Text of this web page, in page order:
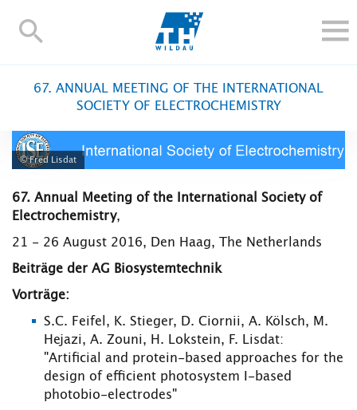
TH-
IM STUDIUM
FORSCHUNG UND TRANSFER
ALUMNI
INTERNATIONAL
Blogs Kontakt und Anfahrt Webmail
TH Online-Portal
67. ANNUAL MEETING OF THE INTERNATIONAL
SOCIETY OF ELECTROCHEMISTRY
© Fred Lisdat
67. Annual Meeting of the International Society of
Electrochemistry,
21 - 26 August 2016, Den Haag, The Netherlands
Beiträge der AG Biosystemtechnik
Vorträge:
S.C. Feifel, K. Stieger, D. Ciornii, A. Kölsch, M.
Hejazi, A. Zouni, H. Lokstein, F. Lisdat:
"Artificial and protein-based approaches for the
design of efficient photosystem I-based
photobio-electrodes"